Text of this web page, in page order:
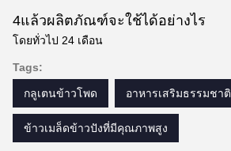
4แล้วผลิตภัณฑ์จะใช้ได้อย่างไร
โดยทั่วไป 24 เดือน
Tags:
กลูเตนข้าวโพด อาหารเสริมธรรมชาติ
ข้าวเมล็ดข้าวปังที่มีคุณภาพสูง